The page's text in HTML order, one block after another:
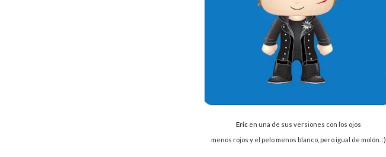
Eric en una de sus versiones con los ojos
menos rojos y el pelo menos blanco, pero igual de molón. :)